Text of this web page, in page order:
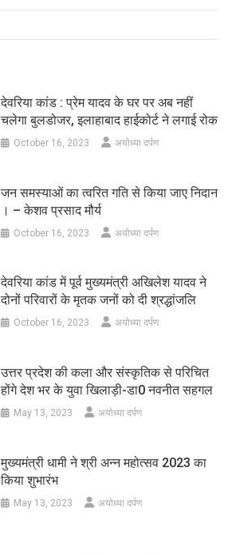
देवरिया कांड : प्रेम यादव के घर पर अब नहीं
चलेगा बुलडोजर, इलाहाबाद हाईकोर्ट ने लगाई रोक
October 16, 2023 अयोध्या दर्पण
जन समस्याओं का त्वरित गति से किया जाए निदान
। – केशव प्रसाद मौर्य
October 16, 2023 अयोध्या दर्पण
देवरिया कांड में पूर्व मुख्यमंत्री अखिलेश यादव ने
दोनों परिवारों के मृतक जनों को दी श्रद्धांजलि
October 16, 2023 अयोध्या दर्पण
उत्तर प्रदेश की कला और संस्कृतिक से परिचित
होंगे देश भर के युवा खिलाड़ी-डा0 नवनीत सहगल
May 13, 2023 अयोध्या दर्पण
मुख्यमंत्री धामी ने श्री अन्न महोत्सव 2023 का
किया शुभारंभ
May 13, 2023 अयोध्या दर्पण